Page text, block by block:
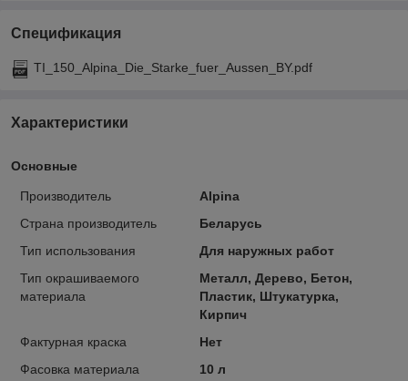
Спецификация
TI_150_Alpina_Die_Starke_fuer_Aussen_BY.pdf
Характеристики
Основные
Производитель
Alpina
Страна производитель
Беларусь
Тип использования
Для наружных работ
Тип окрашиваемого
материала
Металл, Дерево, Бетон,
Пластик, Штукатурка,
Кирпич
Фактурная краска
Нет
Фасовка материала
10 л